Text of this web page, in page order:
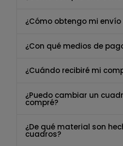
¿Cómo obtengo mi
¿Con qué medios de
¿Cuándo recibiré mi
¿Puedo cambiar un
compré?
¿De qué material son
cuadros?